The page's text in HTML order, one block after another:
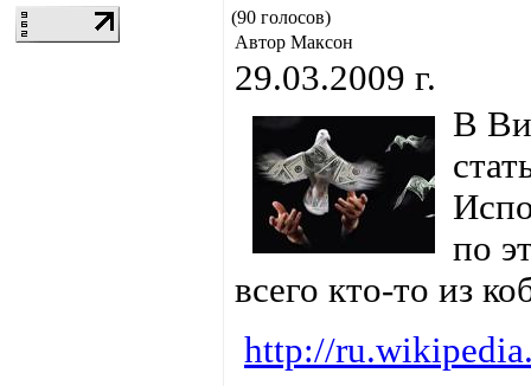
(90 голосов)
Автор Максон
29.03.2009 г.
В
по
всего кто-то из
http://